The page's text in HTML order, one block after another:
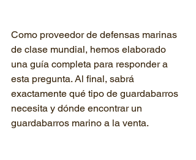
Como proveedor de defensas marinas
de clase mundial, hemos elaborado
una guía completa para responder a
esta pregunta. Al final, sabrá
exactamente qué tipo de guardabarros
necesita y dónde encontrar un
guardabarros marino a la venta.